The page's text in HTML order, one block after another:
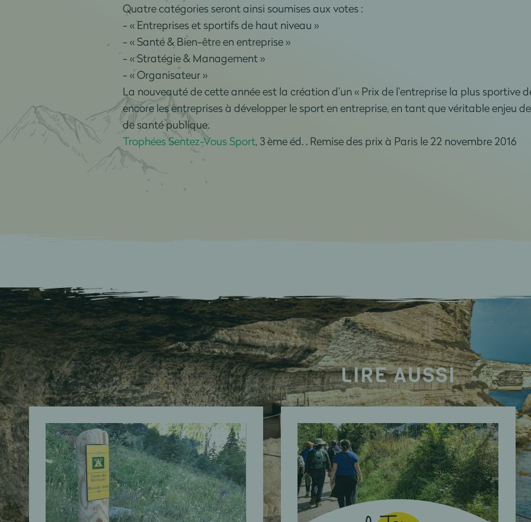
Quatre catégories seront ainsi soumises aux votes :
- « Entreprises et sportifs de haut niveau »
- « Santé & Bien-être en entreprise »
- « Stratégie & Management »
- « Organisateur »
La nouveauté de cette année est la création d’un « Prix de l’entreprise la plus sportive
encore les entreprises à développer le sport en entreprise, en tant que véritable enjeu
de santé publique.
Trophées Sentez-Vous Sport, 3 ème éd. . Remise des prix à Paris le 22 novembre 2016
LIRE AUSSI